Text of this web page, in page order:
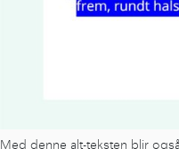
Med denne alt-teksten blir